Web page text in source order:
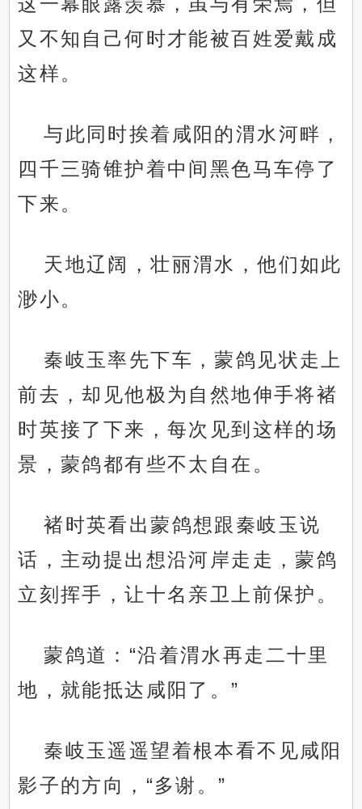
又不知自己何时才能被百姓爱戴成
这样。
与此同时挨着咸阳的渭水河畔，
四千三骑锥护着中间黑色马车停了
下来。
天地辽阔，壮丽渭水，他们如此
渺小。
秦岐玉率先下车，蒙鸽见状走上
前去，却见他极为自然地伸手将褚
时英接了下来，每次见到这样的场
景，蒙鸽都有些不太自在。
褚时英看出蒙鸽想跟秦岐玉说
话，主动提出想沿河岸走走，蒙鸽
立刻挥手，让十名亲卫上前保护。
蒙鸽道：“沿着渭水再走二十里
地，就能抵达咸阳了。”
秦岐玉遥遥望着根本看不见咸阳
影子的方向，“多谢。”